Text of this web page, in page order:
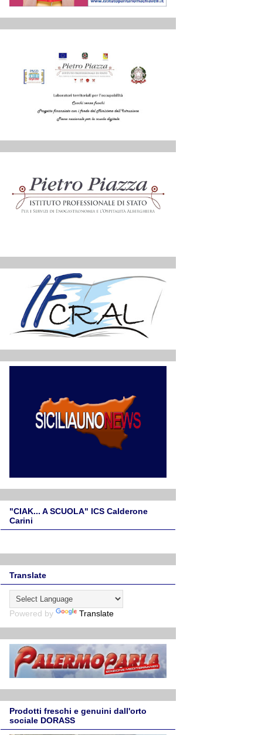
"CIAK... A SCUOLA" ICS Calderone
Carini
Translate
Powered by Translate
Prodotti freschi e genuini dall'orto
sociale DORASS